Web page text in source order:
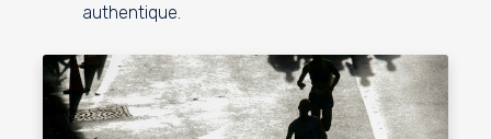
authentique.